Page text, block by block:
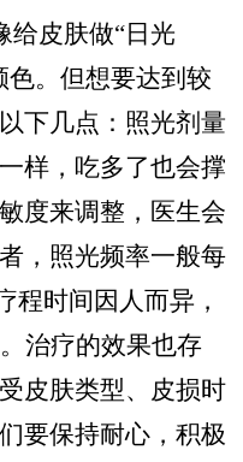
给皮肤做“日光
色。但想要达到较
下几点：照光剂量
样，吃多了也会撑
度来调整，医生会
，照光频率一般每
程时间因人而异，
治疗的效果也存
皮肤类型、皮损时
要保持耐心，积极